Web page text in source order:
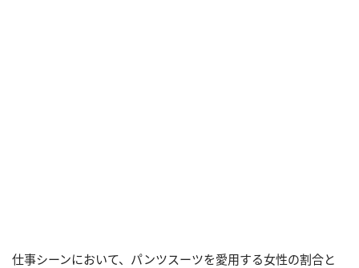
仕事シーンにおいて、パンツスーツを愛用する女性の割合と